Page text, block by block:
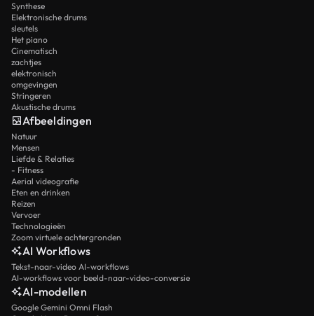
Synthese
Elektronische drums
sleutels
Het piano
Cinematisch
zachtjes
elektronisch
omgevingen
Stringeren
Akustische drums
Afbeeldingen
Natuur
Mensen
Liefde & Relaties
- Fitness
Aerial videografie
Eten en drinken
Reizen
Vervoer
Technologieën
Zoom virtuele achtergronden
AI Workflows
Tekst-naar-video AI-workflows
AI-workflows voor beeld-naar-video-conversie
AI-modellen
Google Gemini Omni Flash